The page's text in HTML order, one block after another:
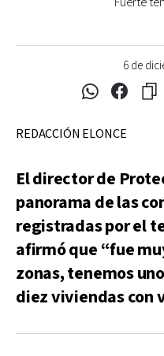
6 de
REDACCIÓN ELONCE
El director de
panorama de las
registradas por el
afirmó que “fue
zonas, tenemos
diez viviendas con